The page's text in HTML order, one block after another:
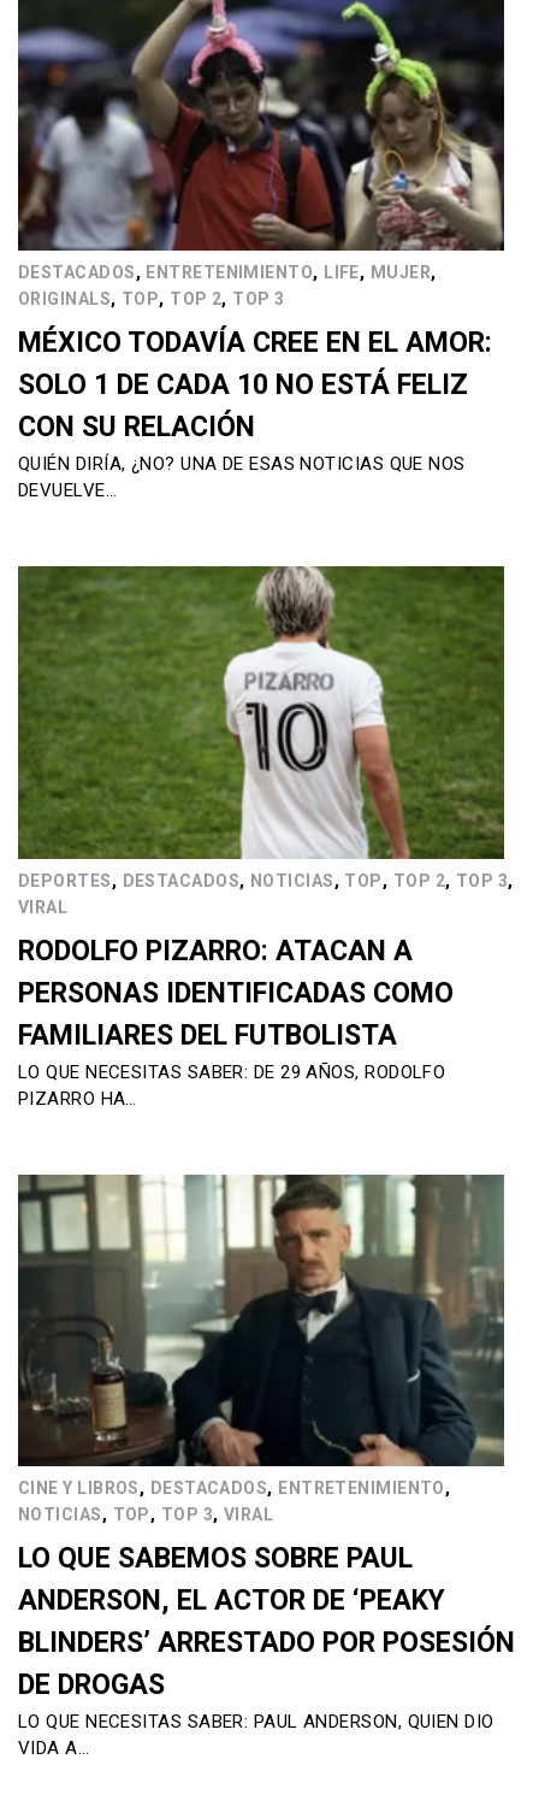
DESTACADOS, ENTRETENIMIENTO, LIFE, MUJER,
ORIGINALS, TOP, TOP 2, TOP 3
MÉXICO TODAVÍA CREE EN EL AMOR:
SOLO 1 DE CADA 10 NO ESTÁ FELIZ
CON SU RELACIÓN
QUIÉN DIRÍA, ¿NO? UNA DE ESAS NOTICIAS QUE NOS
DEVUELVE…
DEPORTES, DESTACADOS, NOTICIAS, TOP, TOP 2, TOP 3,
VIRAL
RODOLFO PIZARRO: ATACAN A
PERSONAS IDENTIFICADAS COMO
FAMILIARES DEL FUTBOLISTA
LO QUE NECESITAS SABER: DE 29 AÑOS, RODOLFO
PIZARRO HA…
CINE Y LIBROS, DESTACADOS, ENTRETENIMIENTO,
NOTICIAS, TOP, TOP 3, VIRAL
LO QUE SABEMOS SOBRE PAUL
ANDERSON, EL ACTOR DE ‘PEAKY
BLINDERS’ ARRESTADO POR POSESIÓN
DE DROGAS
LO QUE NECESITAS SABER: PAUL ANDERSON, QUIEN DIO
VIDA A…